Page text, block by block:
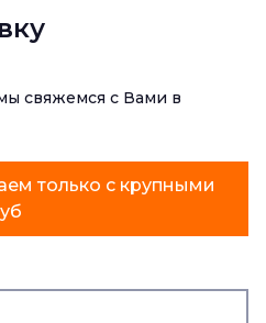
свяжемся с Вами в
только с крупными